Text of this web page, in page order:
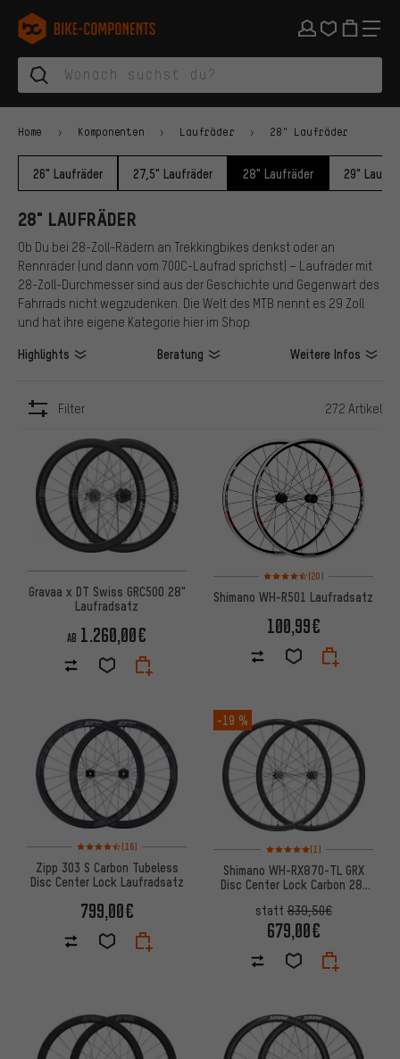
Zur Hauptnavigation springen
Zur Kategorienavigation springen
Zum Inhalt springen
Zu Marken und Newsletter springen
Zur Fußzeile springen
bike-components.de Startseite
Home Komponenten Laufräder 28" Laufräder
26" Laufräder 27,5" Laufräder 28" Laufräder 29"
28" LAUFRÄDER
Ob Du bei 28-Zoll-Rädern an Trekkingbikes denkst oder an
Rennräder (und dann vom 700C-Laufrad sprichst) – Laufräder mit
28-Zoll-Durchmesser sind aus der Geschichte und Gegenwart des
Fahrrads nicht wegzudenken. Die Welt des MTB nennt es 29 Zoll
und hat ihre eigene Kategorie hier im Shop.
Highlights Beratung Weitere Infos
Filter 272 Artikel
Gravaa x DT Swiss GRC500 28"
Laufradsatz
AB 1.260,00€
Bewertungen: 4,5 von 5
(20)
Shimano WH-R501 Laufradsatz
100,99€
Bewertungen: 4,5 von 5 basierend auf 16 Bewertungen
(16)
Zipp 303 S Carbon Tubeless
Disc Center Lock Laufradsatz
799,00€
-19 %
Bewertungen: 5 von 5
(1)
Shimano WH-RX870-TL GRX
Disc Center Lock Carbon 28"
statt839,50€
679,00€